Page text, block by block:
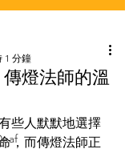
燈法師的溫
1 分鐘
些人默默地選擇
，而傳燈法師正